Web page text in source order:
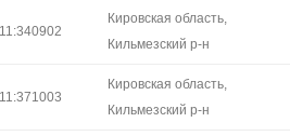
Кировская область,
Кильмезский р-н
Кировская область,
Кильмезский р-н